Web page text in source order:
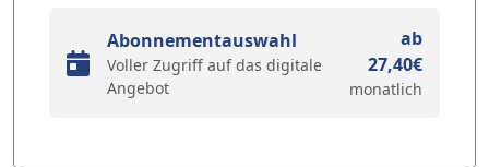
Abonnementauswahl
Voller Zugriff auf das digitale
Angebot
ab
27,40€
monatlich